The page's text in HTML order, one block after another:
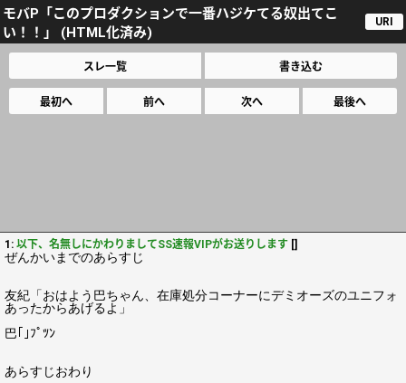
モバP「このプロダクションで一番ハジケてる奴出てこ
い！！」 (HTML化済み)
URI
スレ一覧 書き込む
最初へ 前へ 次へ 最後へ
1: 以下、名無しにかわりましてSS速報VIPがお送りします []
ぜんかいまでのあらすじ
友紀「おはよう巴ちゃん、在庫処分コーナーにデミオーズのユニフォ
あったからあげるよ」
巴｢｣ﾌﾟﾂﾝ
あらすじおわり